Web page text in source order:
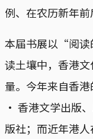
例、在农历新年前
本届书展以“阅读
读土壤中，香港
量。今年来自香
· 香港文学出版
版社；而近年港